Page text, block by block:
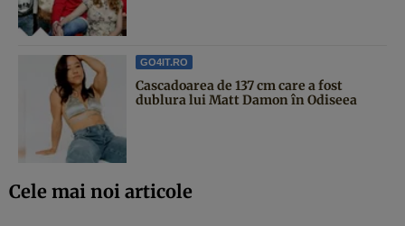
GO4IT.RO
Cascadoarea de 137 cm care a fost
dublura lui Matt Damon în Odiseea
Cele mai noi articole